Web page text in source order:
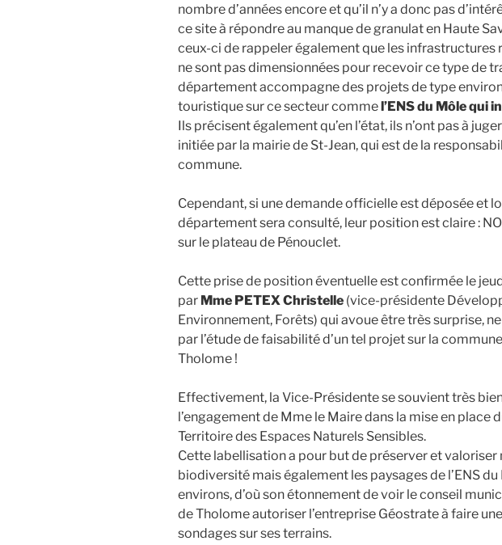
nombre d’années encore et qu’il n’y a donc pas
ce site à répondre au manque de granulat en Haute
ceux-ci de rappeler également que les infrastructures
ne sont pas dimensionnées pour recevoir ce type de
département accompagne des projets de type
touristique sur ce secteur commel’ENS du Môle qui
Ils précisent également qu’en l’état, ils n’ont pas à
initiée par la mairie de St-Jean, qui est de la
commune.
Cependant, si une demande officielle est déposée et
département sera consulté, leur position est claire :
sur le plateau de Pénouclet.
Cette prise de position éventuelle est confirmée le
par Mme PETEX Christelle (vice-présidente
Environnement, Forêts) qui avoue être très surprise,
par l’étude de faisabilité d’un tel projet sur la
Tholome !
Effectivement, la Vice-Présidente se souvient très
l’engagement de Mme le Maire dans la mise en place
Territoire des Espaces Naturels Sensibles.
Cette labellisation a pour but de préserver et valoriser
biodiversité mais également les paysages de l’ENS du
environs, d’où son étonnement de voir le conseil
de Tholome autoriser l’entreprise Géostrate à faire
sondages sur ses terrains.